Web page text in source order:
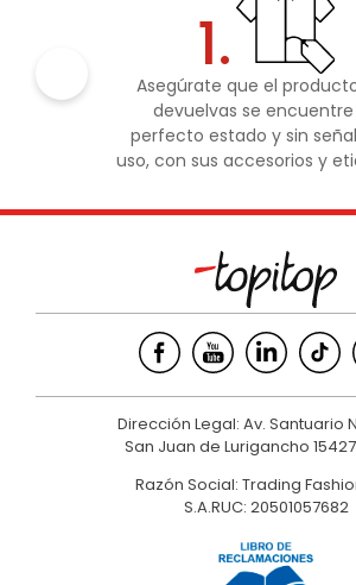
1.
Asegúrate que el
devuelvas se
perfecto estado y sin
uso, con sus accesorios y
Dirección Legal: Av. Santuario
San Juan de Lurigancho
Razón Social: Trading
S.A.RUC: 20501057682